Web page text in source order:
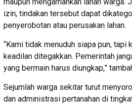
izin, tindakan tersebut dapat
penyerobotan atau perusakan lahan.
“Kami tidak menuduh siapa pun, tapi
keadilan ditegakkan. Pemerintah
yang bermain harus diungkap,”
Sejumlah warga sekitar turut
dan administrasi pertanahan di